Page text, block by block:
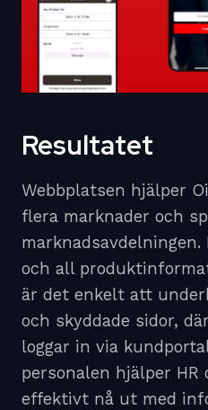
Resultatet
Webbplatsen hjälper
flera marknader och
marknadsavdelningen.
och all
är det enkelt att
och skyddade sidor,
loggar in via
personalen hjälper
effektivt nå ut med